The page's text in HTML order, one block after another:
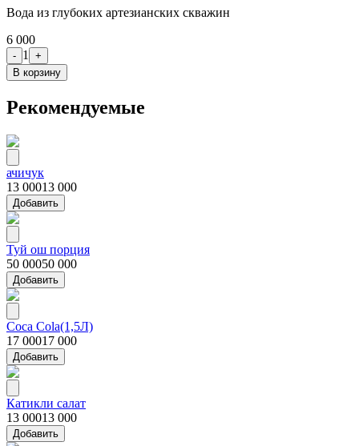
Вода из глубоких артезианских скважин
6 000
- 1
+
В корзину
Рекомендуемые
ачичук
13 00013 000
Добавить
Туй ош порция
50 00050 000
Добавить
Coca Cola(1,5Л)
17 00017 000
Добавить
Катикли салат
13 00013 000
Добавить